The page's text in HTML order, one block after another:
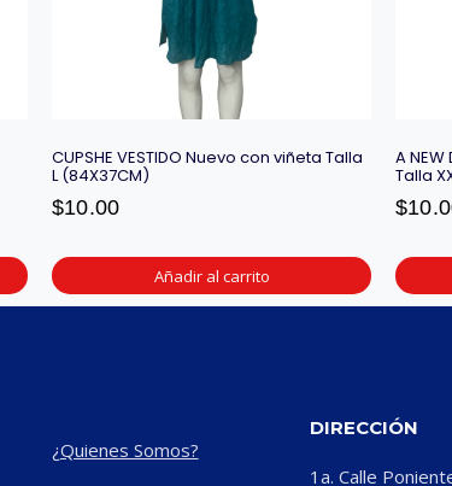
CUPSHE VESTIDO Nuevo con viñeta Talla
L (84X37CM)
$10.00
Añadir al carrito
A NEW
Talla
$
¿Quienes Somos?
DIRECCIÓN
1a. Calle